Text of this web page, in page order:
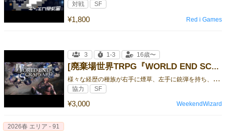
¥1,800
対戦 SF
Red i Games
[廃棄場世界TRPG『WORLD END SCRAPYARD（ワールドエンド スクラップヤード）』]
様
々な経歴の種族が右手に煙草、左手に銃弾を持ち、神々から廃棄された多元世界でで生きるＯＳＲ系『オリジナルTRPGシステム』です。
¥3,000
3 1-3 16歳〜
協力 SF
WeekendWizard
2026春 エリア - 91